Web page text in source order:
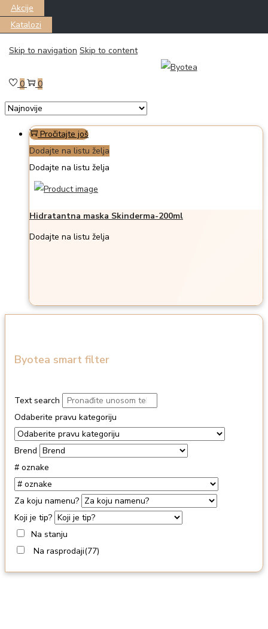
Akcije
Katalozi
Skip to navigation Skip to content
0 0
Filter
Prikazano the single proizvod
Pročitajte još
Dodajte na listu želja
Dodajte na listu želja
Hidratantna maska Skinderma-200ml
Dodajte na listu želja
Byotea smart filter
Text search
Odaberite pravu kategoriju
Brend
# oznake
Za koju namenu?
Koji je tip?
Na stanju
Na rasprodaji(77)